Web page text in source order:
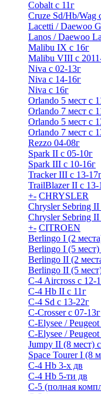
Cobalt с 11г
Cruze Sd/Hb/Wag
Lacetti / Daewoo
Lanos / Daewoo
Malibu IX с 16г
Malibu VIII с
Niva с 02-13г
Niva с 14-16г
Niva с 16г
Orlando 5 мест с
Orlando 7 мест с
Orlando 5 мест с
Orlando 7 мест с
Rezzo 04-08г
Spark II с 05-10г
Spark III с 10-16г
Tracker III с 13-
TrailBlazer II с 13-
+- CHRYSLER
Chrysler Sebring II
Chrysler Sebring II
+- CITROEN
Berlingo I (2
Berlingo I (5 мест)
Berlingo II (2
Berlingo II (5
C-4 Airсross с 12-
C-4 Hb II с 11г
C-4 Sd c 13-22г
C-Crosser с 07-13г
C-Elysee /
C-Elysee /
Jumpy II (8 мест)
Space Tourer I (8
С-4 Hb 3-х дв
С-4 Hb 5-ти дв
С-5 (полная